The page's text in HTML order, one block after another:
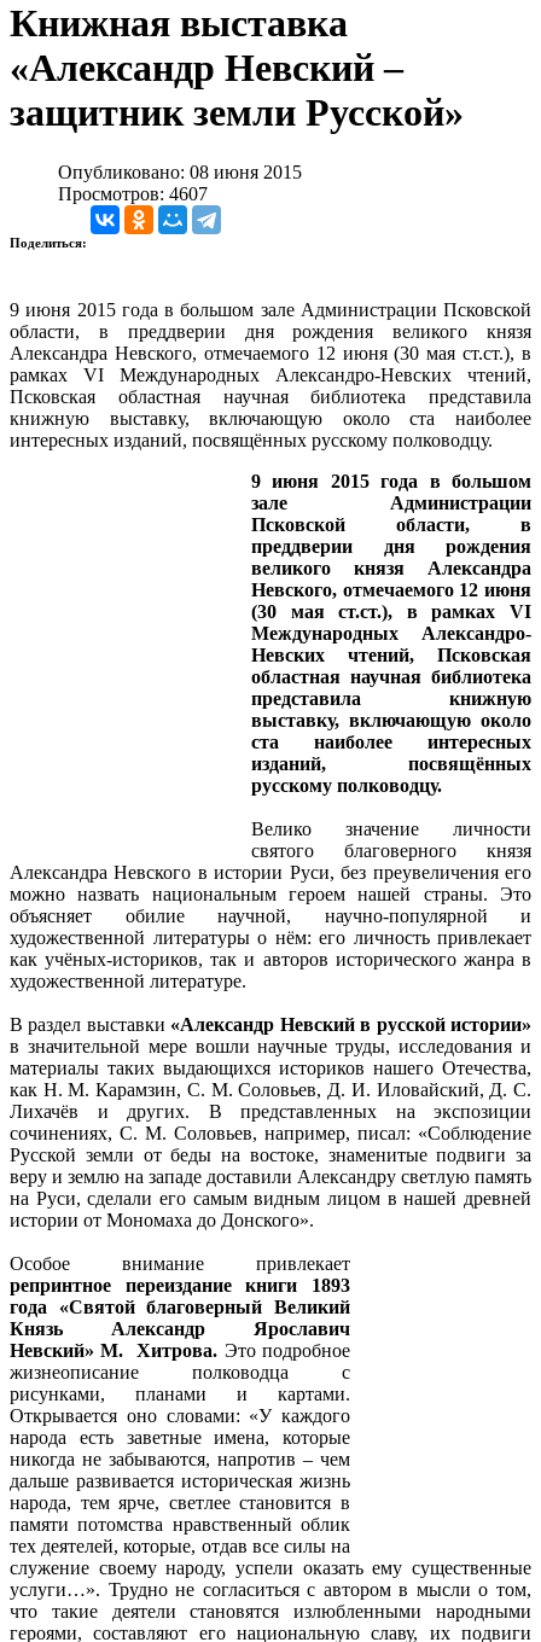
Книжная выставка
«Александр Невский –
защитник земли Русской»
Опубликовано: 08 июня 2015
Просмотров: 4607
Поделиться:
9 июня 2015 года в большом зале Администрации Псковской
области, в преддверии дня рождения великого князя
Александра Невского, отмечаемого 12 июня (30 мая ст.ст.), в
рамках VI Международных Александро-Невских чтений,
Псковская областная научная библиотека представила
книжную выставку, включающую около ста наиболее
интересных изданий, посвящённых русскому полководцу.
9 июня 2015 года в большом
зале Администрации
Псковской области, в
преддверии дня рождения
великого князя Александра
Невского, отмечаемого 12 июня
(30 мая ст.ст.), в рамках VI
Международных Александро-
Невских чтений, Псковская
областная научная библиотека
представила книжную
выставку, включающую около
ста наиболее интересных
изданий, посвящённых
русскому полководцу.
Велико значение личности
святого благоверного князя
Александра Невского в истории Руси, без преувеличения его
можно назвать национальным героем нашей страны. Это
объясняет обилие научной, научно-популярной и
художественной литературы о нём: его личность привлекает
как учёных-историков, так и авторов исторического жанра в
художественной литературе.
В раздел выставки «Александр Невский в русской истории»
в значительной мере вошли научные труды, исследования и
материалы таких выдающихся историков нашего Отечества,
как Н. М. Карамзин, С. М. Соловьев, Д. И. Иловайский, Д. С.
Лихачёв и других. В представленных на экспозиции
сочинениях, С. М. Соловьев, например, писал: «Соблюдение
Русской земли от беды на востоке, знаменитые подвиги за
веру и землю на западе доставили Александру светлую память
на Руси, сделали его самым видным лицом в нашей древней
истории от Мономаха до Донского».
Особое внимание привлекает
репринтное переиздание книги 1893
года «Святой благоверный Великий
Князь Александр Ярославич
Невский» М. Хитрова. Это подробное
жизнеописание полководца с
рисунками, планами и картами.
Открывается оно словами: «У каждого
народа есть заветные имена, которые
никогда не забываются, напротив – чем
дальше развивается историческая жизнь
народа, тем ярче, светлее становится в
памяти потомства нравственный облик
тех деятелей, которые, отдав все силы на
служение своему народу, успели оказать ему существенные
услуги…». Трудно не согласиться с автором в мысли о том,
что такие деятели становятся излюбленными народными
героями, составляют его национальную славу, их подвиги